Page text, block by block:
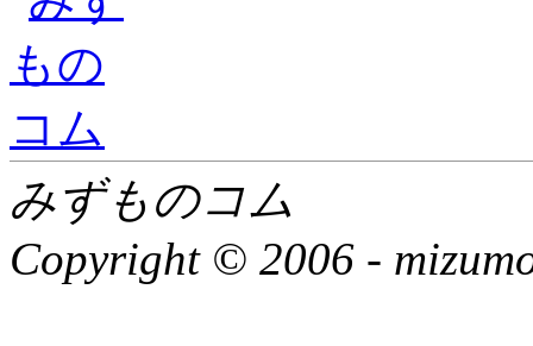
みずものコム
Copyright © 2006 -